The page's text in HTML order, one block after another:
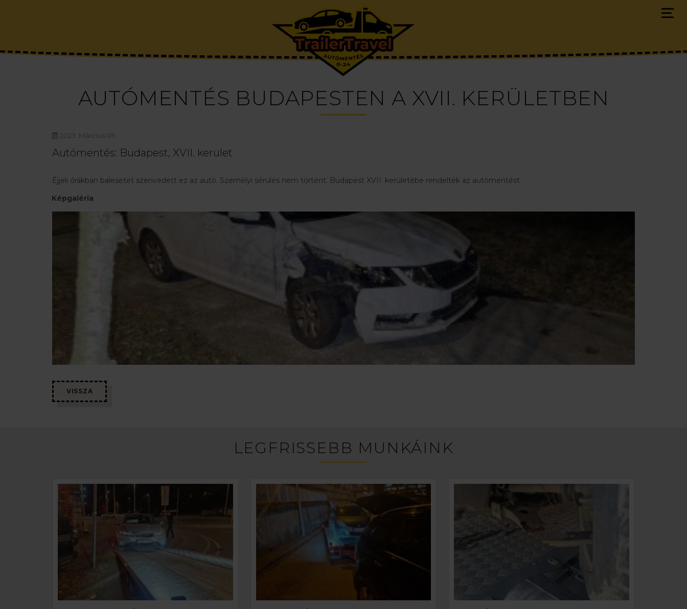
AUTÓMENTÉS BUDAPESTEN A XVII. KERÜLETBEN
2023. Március 05.
Autómentés: Budapest, XVII. kerület
Éjjeli órákban balesetet szenvedett ez az autó. Személyi sérülés nem történt. Budapest XVII. kerületébe rendelték az autómentést
Képgaléria
VISSZA
LEGFRISSEBB MUNKÁINK